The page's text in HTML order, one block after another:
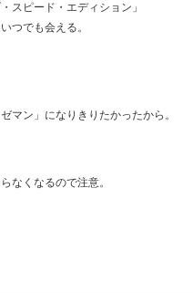
スピード・エディション」
つでも会える。
マン」になりきりたかったから。
なくなるので注意。